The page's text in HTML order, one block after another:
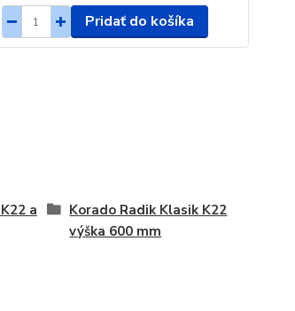
Pridať do košíka
a
Korado Radik Klasik K22
výška 600 mm